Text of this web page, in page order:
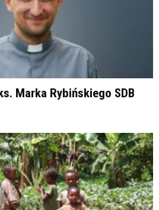
Marka Rybińskiego SDB